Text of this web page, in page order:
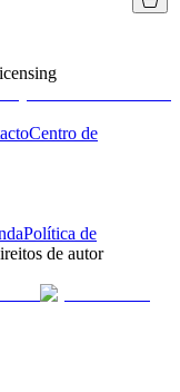
Centro de
Política de
de autor